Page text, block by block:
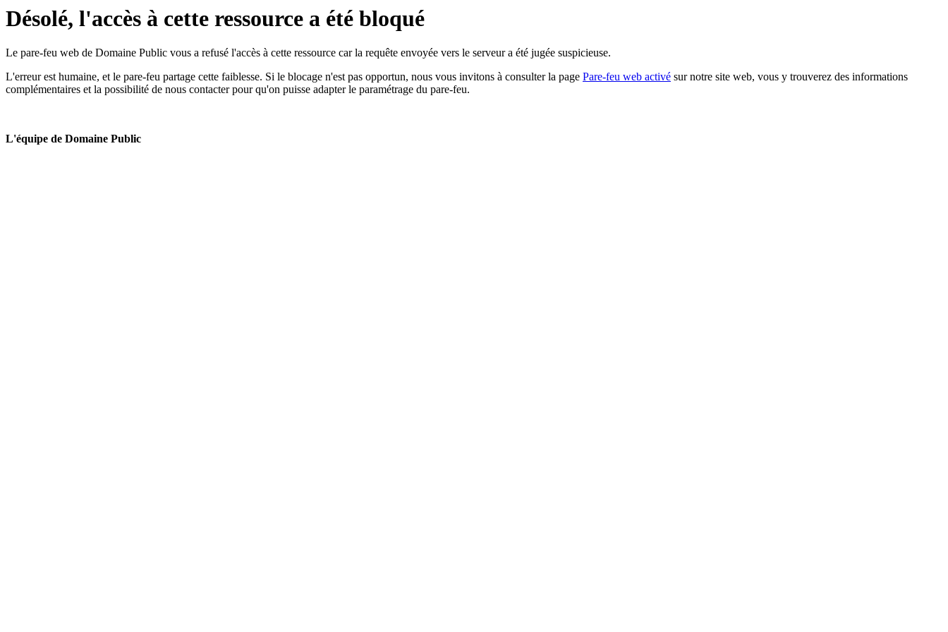
Désolé, l'accès à cette ressource a été bloqué
Le pare-feu web de Domaine Public vous a refusé l'accès à cette ressource car la requête envoyée vers le serveur a été jugée suspicieuse.
L'erreur est humaine, et le pare-feu partage cette faiblesse. Si le blocage n'est pas opportun, nous vous invitons à consulter la page Pare-feu web activé sur notre site web, vous y trouverez des informations
complémentaires et la possibilité de nous contacter pour qu'on puisse adapter le paramétrage du pare-feu.
L'équipe de Domaine Public